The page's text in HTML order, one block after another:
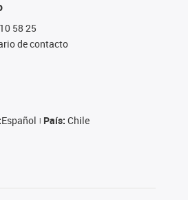
58 25
de contacto
Español País: Chile